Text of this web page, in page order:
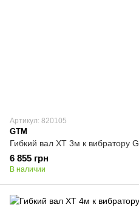
Артикул: 820105
GTM
Гибкий вал XT 3м к вибратору
6 855 грн
В наличии